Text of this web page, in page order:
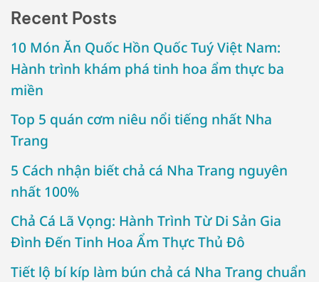
Recent Posts
10 Món Ăn Quốc Hồn Quốc Tuý Việt Nam:
Hành trình khám phá tinh hoa ẩm thực ba
miền
Top 5 quán cơm niêu nổi tiếng nhất Nha
Trang
5 Cách nhận biết chả cá Nha Trang nguyên
nhất 100%
Chả Cá Lã Vọng: Hành Trình Từ Di Sản Gia
Đình Đến Tinh Hoa Ẩm Thực Thủ Đô
Tiết lộ bí kíp làm bún chả cá Nha Trang chuẩn